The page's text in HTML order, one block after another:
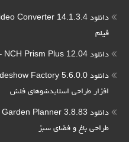
فیلم
دانلود NCH Prism Plus 12.04 – تبدیل فرمت فیلم و ویدیو
افزار طراحی اسلایدشوهای فلش
طراحی باغ و فضای سبز